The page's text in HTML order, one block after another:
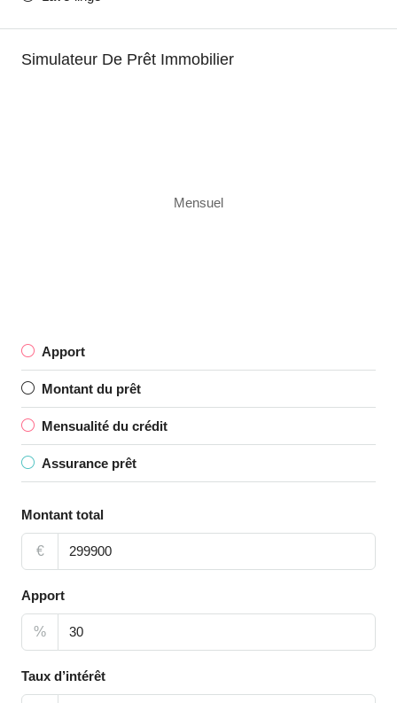
Simulateur De Prêt Immobilier
Mensuel
Apport
Montant du prêt
Mensualité du crédit
Assurance prêt
Montant total
€
Apport
%
Taux d’intérêt